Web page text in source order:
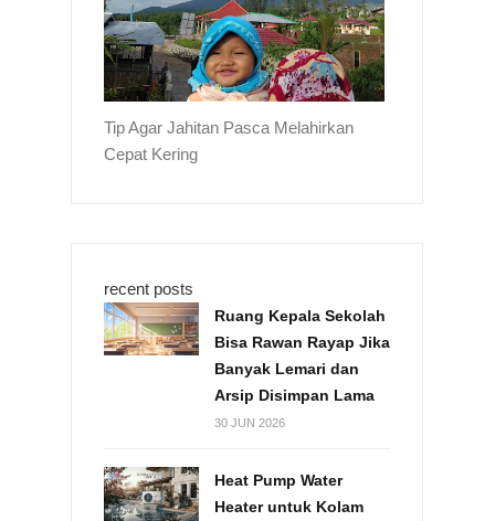
Tip Agar Jahitan Pasca Melahirkan
Cepat Kering
recent posts
Ruang Kepala Sekolah
Bisa Rawan Rayap Jika
Banyak Lemari dan
Arsip Disimpan Lama
30 JUN 2026
Heat Pump Water
Heater untuk Kolam